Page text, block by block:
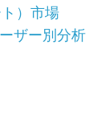
）市場
ザー別分析